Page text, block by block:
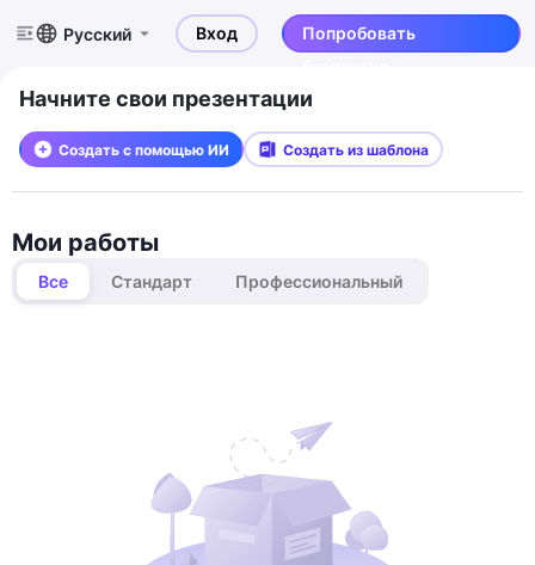
Русский Вход
Попробовать
Начните свои презентации
Создать с помощью ИИ Создать из шаблона
Мои работы
Все Стандарт Профессиональный